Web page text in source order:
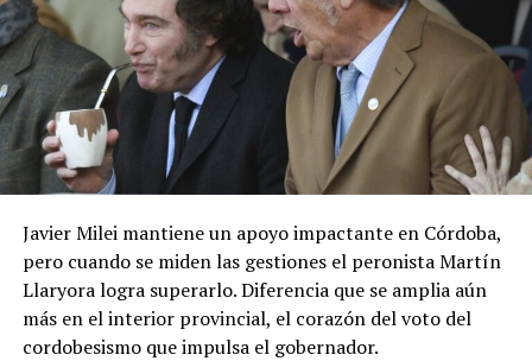
Javier Milei mantiene un apoyo impactante en Córdoba,
pero cuando se miden las gestiones el peronista Martín
Llaryora logra superarlo. Diferencia que se amplia aún
más en el interior provincial, el corazón del voto del
cordobesismo que impulsa el gobernador.